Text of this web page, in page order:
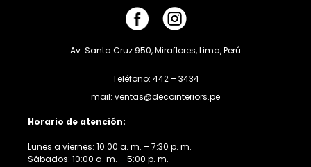
Av. Santa Cruz 950, Miraflores, Lima, Perú
Teléfono: 442 – 3434
mail: ventas@decointeriors.pe
Horario de atención:
Lunes a viernes: 10:00 a. m. – 7:30 p. m.
Sábados: 10:00 a. m. – 5:00 p. m.